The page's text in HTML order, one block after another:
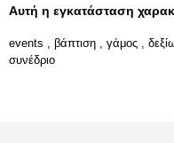
Αυτή η εγκατάσταση
events βάπτιση γάμος
συνέδριο